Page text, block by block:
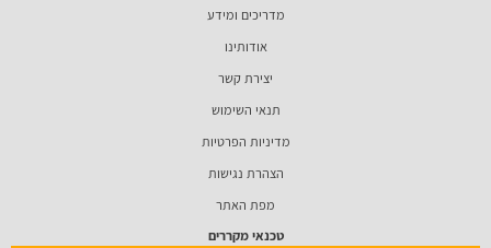
מדריכים ומידע
אודותינו
יצירת קשר
תנאי השימוש
מדיניות הפרטיות
הצהרת נגישות
מפת האתר
טכנאי מקררים